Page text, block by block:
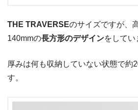
THE TRAVERSEのサイズですが、
140mmの長方形のデザインをしてい
厚みは何も収納していない状態で約
す。